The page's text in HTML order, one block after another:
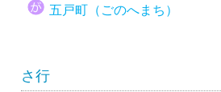
五戸町（ごのへまち）
さ行